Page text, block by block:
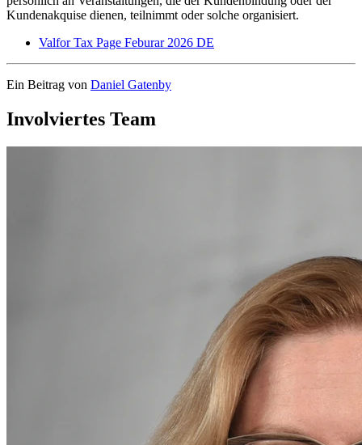
Kundenakquise dienen, teilnimmt oder solche organisiert.
Valfor Tax Page Feburar 2026 DE
Ein Beitrag von Daniel Gatenby
Involviertes Team